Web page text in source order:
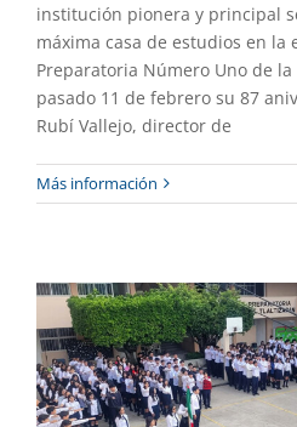
institución pionera y principal
máxima casa de estudios en la
Preparatoria Número Uno de la
pasado 11 de febrero su 87
Rubí Vallejo, director de
Más informaciónLa Preparatoria